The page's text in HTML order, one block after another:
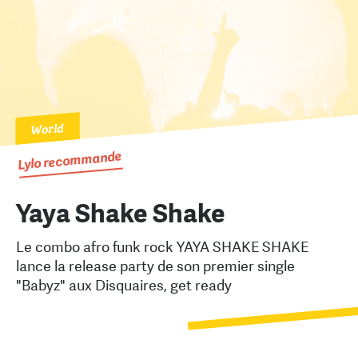
World
Lylo recommande
Yaya Shake Shake
Le combo afro funk rock YAYA SHAKE SHAKE
lance la release party de son premier single
"Babyz" aux Disquaires, get ready